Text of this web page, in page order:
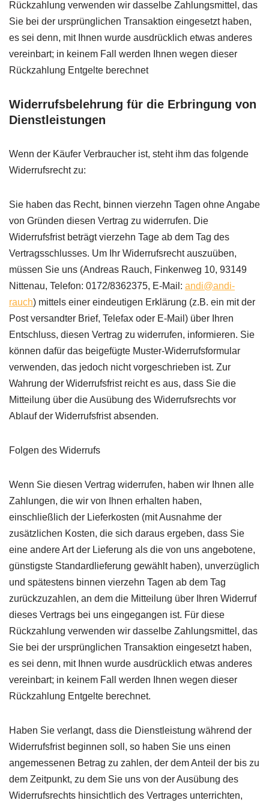
Rückzahlung verwenden wir dasselbe Zahlungsmittel, das
Sie bei der ursprünglichen Transaktion eingesetzt haben,
es sei denn, mit Ihnen wurde ausdrücklich etwas anderes
vereinbart; in keinem Fall werden Ihnen wegen dieser
Rückzahlung Entgelte berechnet
Widerrufsbelehrung für die Erbringung von
Dienstleistungen
Wenn der Käufer Verbraucher ist, steht ihm das folgende
Widerrufsrecht zu:
Sie haben das Recht, binnen vierzehn Tagen ohne Angabe
von Gründen diesen Vertrag zu widerrufen. Die
Widerrufsfrist beträgt vierzehn Tage ab dem Tag des
Vertragsschlusses. Um Ihr Widerrufsrecht auszuüben,
müssen Sie uns (Andreas Rauch, Finkenweg 10, 93149
Nittenau, Telefon: 0172/8362375, E-Mail: andi@andi-
rauch) mittels einer eindeutigen Erklärung (z.B. ein mit der
Post versandter Brief, Telefax oder E-Mail) über Ihren
Entschluss, diesen Vertrag zu widerrufen, informieren. Sie
können dafür das beigefügte Muster-Widerrufsformular
verwenden, das jedoch nicht vorgeschrieben ist. Zur
Wahrung der Widerrufsfrist reicht es aus, dass Sie die
Mitteilung über die Ausübung des Widerrufsrechts vor
Ablauf der Widerrufsfrist absenden.
Folgen des Widerrufs
Wenn Sie diesen Vertrag widerrufen, haben wir Ihnen alle
Zahlungen, die wir von Ihnen erhalten haben,
einschließlich der Lieferkosten (mit Ausnahme der
zusätzlichen Kosten, die sich daraus ergeben, dass Sie
eine andere Art der Lieferung als die von uns angebotene,
günstigste Standardlieferung gewählt haben), unverzüglich
und spätestens binnen vierzehn Tagen ab dem Tag
zurückzuzahlen, an dem die Mitteilung über Ihren Widerruf
dieses Vertrags bei uns eingegangen ist. Für diese
Rückzahlung verwenden wir dasselbe Zahlungsmittel, das
Sie bei der ursprünglichen Transaktion eingesetzt haben,
es sei denn, mit Ihnen wurde ausdrücklich etwas anderes
vereinbart; in keinem Fall werden Ihnen wegen dieser
Rückzahlung Entgelte berechnet.
Haben Sie verlangt, dass die Dienstleistung während der
Widerrufsfrist beginnen soll, so haben Sie uns einen
angemessenen Betrag zu zahlen, der dem Anteil der bis zu
dem Zeitpunkt, zu dem Sie uns von der Ausübung des
Widerrufsrechts hinsichtlich des Vertrages unterrichten,